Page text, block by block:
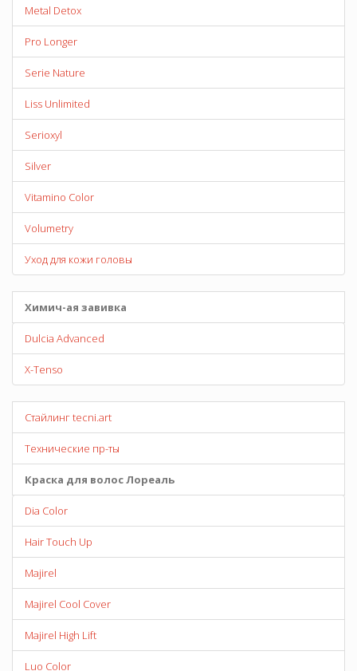
Metal Detox
Pro Longer
Serie Nature
Liss Unlimited
Serioxyl
Silver
Vitamino Color
Volumetry
Уход для кожи головы
Химич-ая завивка
Dulcia Advanced
X-Tenso
Стайлинг tecni.art
Технические пр-ты
Краска для волос Лореаль
Dia Color
Hair Touch Up
Majirel
Majirel Cool Cover
Majirel High Lift
Luo Color